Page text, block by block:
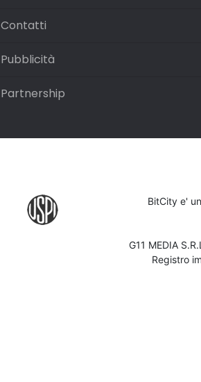
Contatti
Pubblicità
Partnership
BitCity e'
G11 MEDIA
Registro